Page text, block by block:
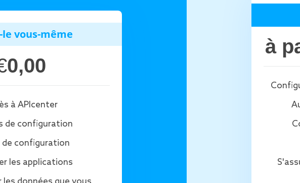
le vous-même
0,00
à APIcenter
de configuration
de configuration
les applications
à